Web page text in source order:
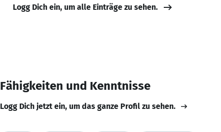
Logg Dich ein, um alle Einträge zu sehen.
Fähigkeiten und Kenntnisse
Logg Dich jetzt ein, um das ganze Profil zu sehen.